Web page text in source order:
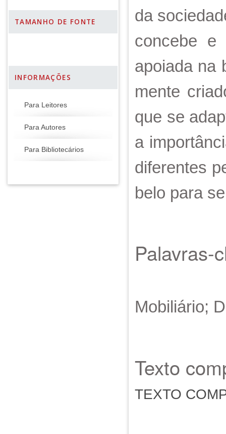
TAMANHO DE FONTE
INFORMAÇÕES
Para Leitores
Para Autores
Para Bibliotecários
da
concebe e
apoiada na
mente
que se
a
diferentes
belo para
Palavras-
Mobiliário;
Texto
TEXTO